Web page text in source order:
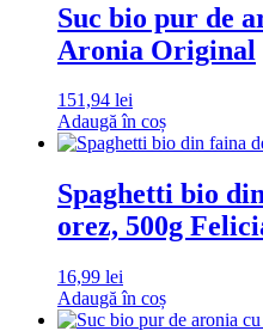
Suc bio pur de
Aronia Original
151,94 lei
Adaugă în coș
Spaghetti bio
orez, 500g
16,99 lei
Adaugă în coș